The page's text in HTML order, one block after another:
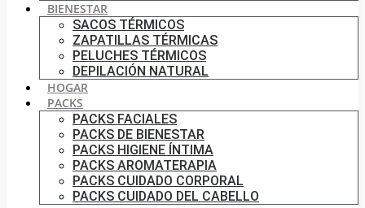
BIENESTAR
SACOS TÉRMICOS
ZAPATILLAS TÉRMICAS
PELUCHES TÉRMICOS
DEPILACIÓN NATURAL
HOGAR
PACKS
PACKS FACIALES
PACKS DE BIENESTAR
PACKS HIGIENE ÍNTIMA
PACKS AROMATERAPIA
PACKS CUIDADO CORPORAL
PACKS CUIDADO DEL CABELLO